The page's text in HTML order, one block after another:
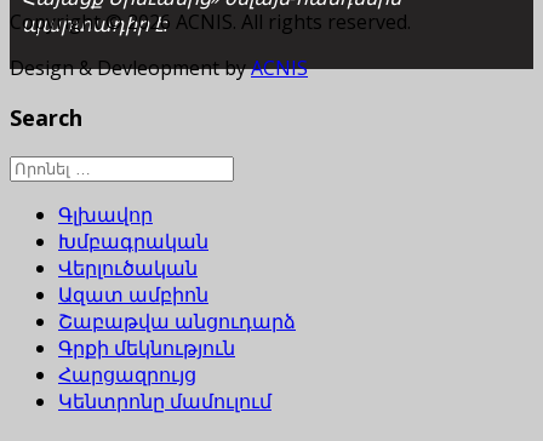
պարտադիր է:
Copyright © 2026 ACNIS. All rights reserved.
Design & Devleopment byACNIS
Search
Գլխավոր
Խմբագրական
Վերլուծական
Ազատ ամբիոն
Շաբաթվա անցուդարձ
Գրքի մեկնություն
Հարցազրույց
Կենտրոնը մամուլում